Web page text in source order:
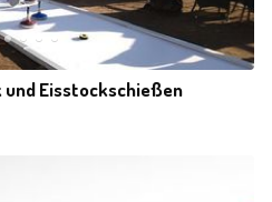
Eisstockschießen